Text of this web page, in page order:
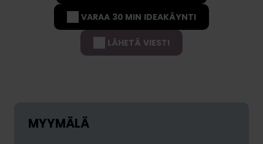
VARAA 30 MIN IDEAKÄYNTI
LÄHETÄ VIESTI
MYYMÄLÄ